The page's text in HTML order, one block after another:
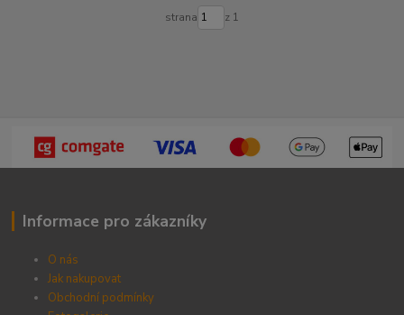
strana z 1
Informace pro zákazníky
O nás
Jak nakupovat
Obchodní podmínky